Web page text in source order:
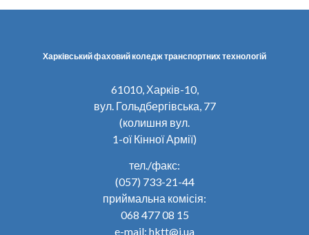
Харківський фаховий коледж транспортних технологій
61010, Харків-10,
вул. Гольдбергівська, 77
(колишня вул.
1-ої Кінної Армії)
тел./факс:
(057) 733-21-44
приймальна комісія:
068 477 08 15
e-mail: hktt@i.ua